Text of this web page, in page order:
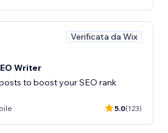
Verificata da Wix
Writer
to boost your SEO rank
5.0(123)